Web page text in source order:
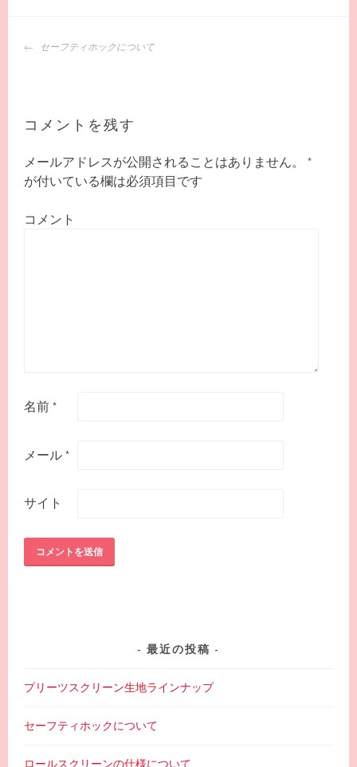
投
ゲ
シ
ョ
セーフティホックについて
コメントを残す
メールアドレスが公開されることはありません。
*
が付いている欄は必須項目です
コメント
名前 *
メール *
サイト
最近の投稿
プリーツスクリーン生地ラインナップ
セーフティホックについて
ロールスクリーンの仕様について